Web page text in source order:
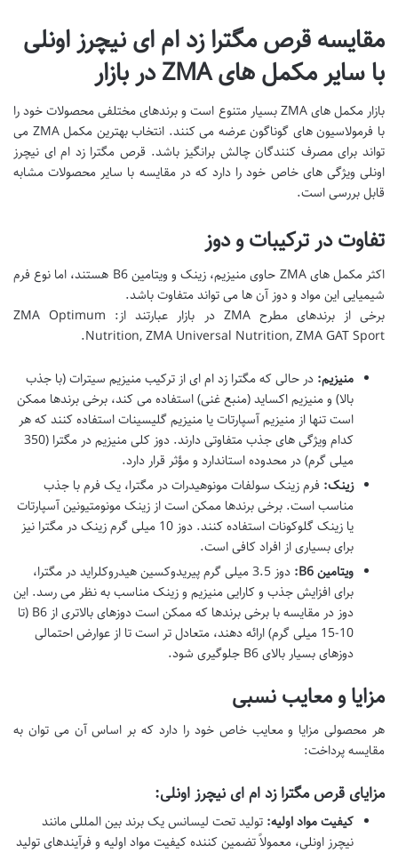
مقایسه قرص مگترا زد ام ای نیچرز اونلی
با سایر مکمل های ZMA در بازار
بازار مکمل های ZMA بسیار متنوع است و برندهای مختلفی محصولات خود را
با فرمولاسیون های گوناگون عرضه می کنند. انتخاب بهترین مکمل ZMA می
تواند برای مصرف کنندگان چالش برانگیز باشد. قرص مگترا زد ام ای نیچرز
اونلی ویژگی های خاص خود را دارد که در مقایسه با سایر محصولات مشابه
قابل بررسی است.
تفاوت در ترکیبات و دوز
اکثر مکمل های ZMA حاوی منیزیم، زینک و ویتامین B6 هستند، اما نوع فرم
شیمیایی این مواد و دوز آن ها می تواند متفاوت باشد.
برخی از برندهای مطرح ZMA در بازار عبارتند از: ZMA Optimum
Nutrition, ZMA Universal Nutrition, ZMA GAT Sport.
منیزیم: در حالی که مگترا زد ام ای از ترکیب منیزیم سیترات (با جذب
بالا) و منیزیم اکساید (منبع غنی) استفاده می کند، برخی برندها ممکن
است تنها از منیزیم آسپارتات یا منیزیم گلیسینات استفاده کنند که هر
کدام ویژگی های جذب متفاوتی دارند. دوز کلی منیزیم در مگترا (350
میلی گرم) در محدوده استاندارد و مؤثر قرار دارد.
زینک: فرم زینک سولفات مونوهیدرات در مگترا، یک فرم با جذب
مناسب است. برخی برندها ممکن است از زینک مونومتیونین آسپارتات
یا زینک گلوکونات استفاده کنند. دوز 10 میلی گرم زینک در مگترا نیز
برای بسیاری از افراد کافی است.
ویتامین B6:
دوز 3.5 میلی گرم پیریدوکسین هیدروکلراید در مگترا،
برای افزایش جذب و کارایی منیزیم و زینک مناسب به نظر می رسد. این
دوز در مقایسه با برخی برندها که ممکن است دوزهای بالاتری از B6 (تا
10-15 میلی گرم) ارائه دهند، متعادل تر است تا از عوارض احتمالی
دوزهای بسیار بالای B6 جلوگیری شود.
مزایا و معایب نسبی
هر محصولی مزایا و معایب خاص خود را دارد که بر اساس آن می توان به
مقایسه پرداخت:
مزایای قرص مگترا زد ام ای نیچرز اونلی:
کیفیت مواد اولیه: تولید تحت لیسانس یک برند بین المللی مانند
نیچرز اونلی، معمولاً تضمین کننده کیفیت مواد اولیه و فرآیندهای تولید